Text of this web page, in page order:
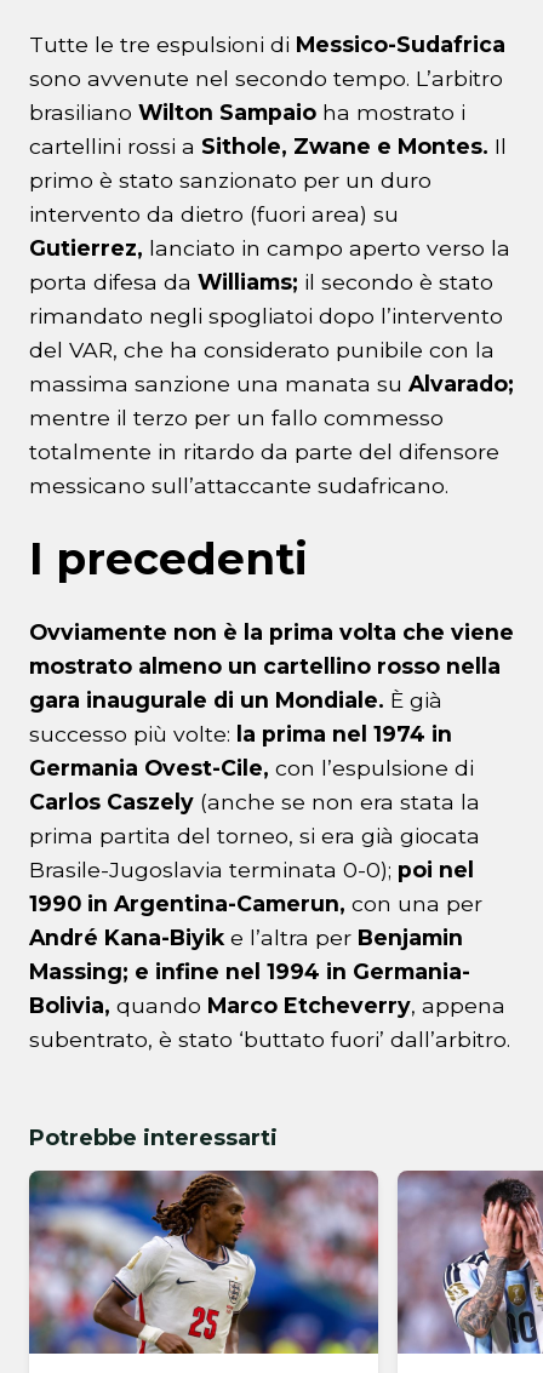
Tutte le tre espulsioni di Messico-Sudafrica
sono avvenute nel secondo tempo. L’arbitro
brasiliano Wilton Sampaio ha mostrato i
cartellini rossi a Sithole, Zwane e Montes. Il
primo è stato sanzionato per un duro
intervento da dietro (fuori area) su
Gutierrez, lanciato in campo aperto verso la
porta difesa da Williams; il secondo è stato
rimandato negli spogliatoi dopo l’intervento
del VAR, che ha considerato punibile con la
massima sanzione una manata su Alvarado;
mentre il terzo per un fallo commesso
totalmente in ritardo da parte del difensore
messicano sull’attaccante sudafricano.
I precedenti
Ovviamente non è la prima volta che viene
mostrato almeno un cartellino rosso nella
gara inaugurale di un Mondiale. È già
successo più volte: la prima nel 1974 in
Germania Ovest-Cile, con l’espulsione di
Carlos Caszely (anche se non era stata la
prima partita del torneo, si era già giocata
Brasile-Jugoslavia terminata 0-0); poi nel
1990 in Argentina-Camerun, con una per
André Kana-Biyik e l’altra per Benjamin
Massing; e infine nel 1994 in Germania-
Bolivia, quando Marco Etcheverry, appena
subentrato, è stato ‘buttato fuori’ dall’arbitro.
Potrebbe interessarti